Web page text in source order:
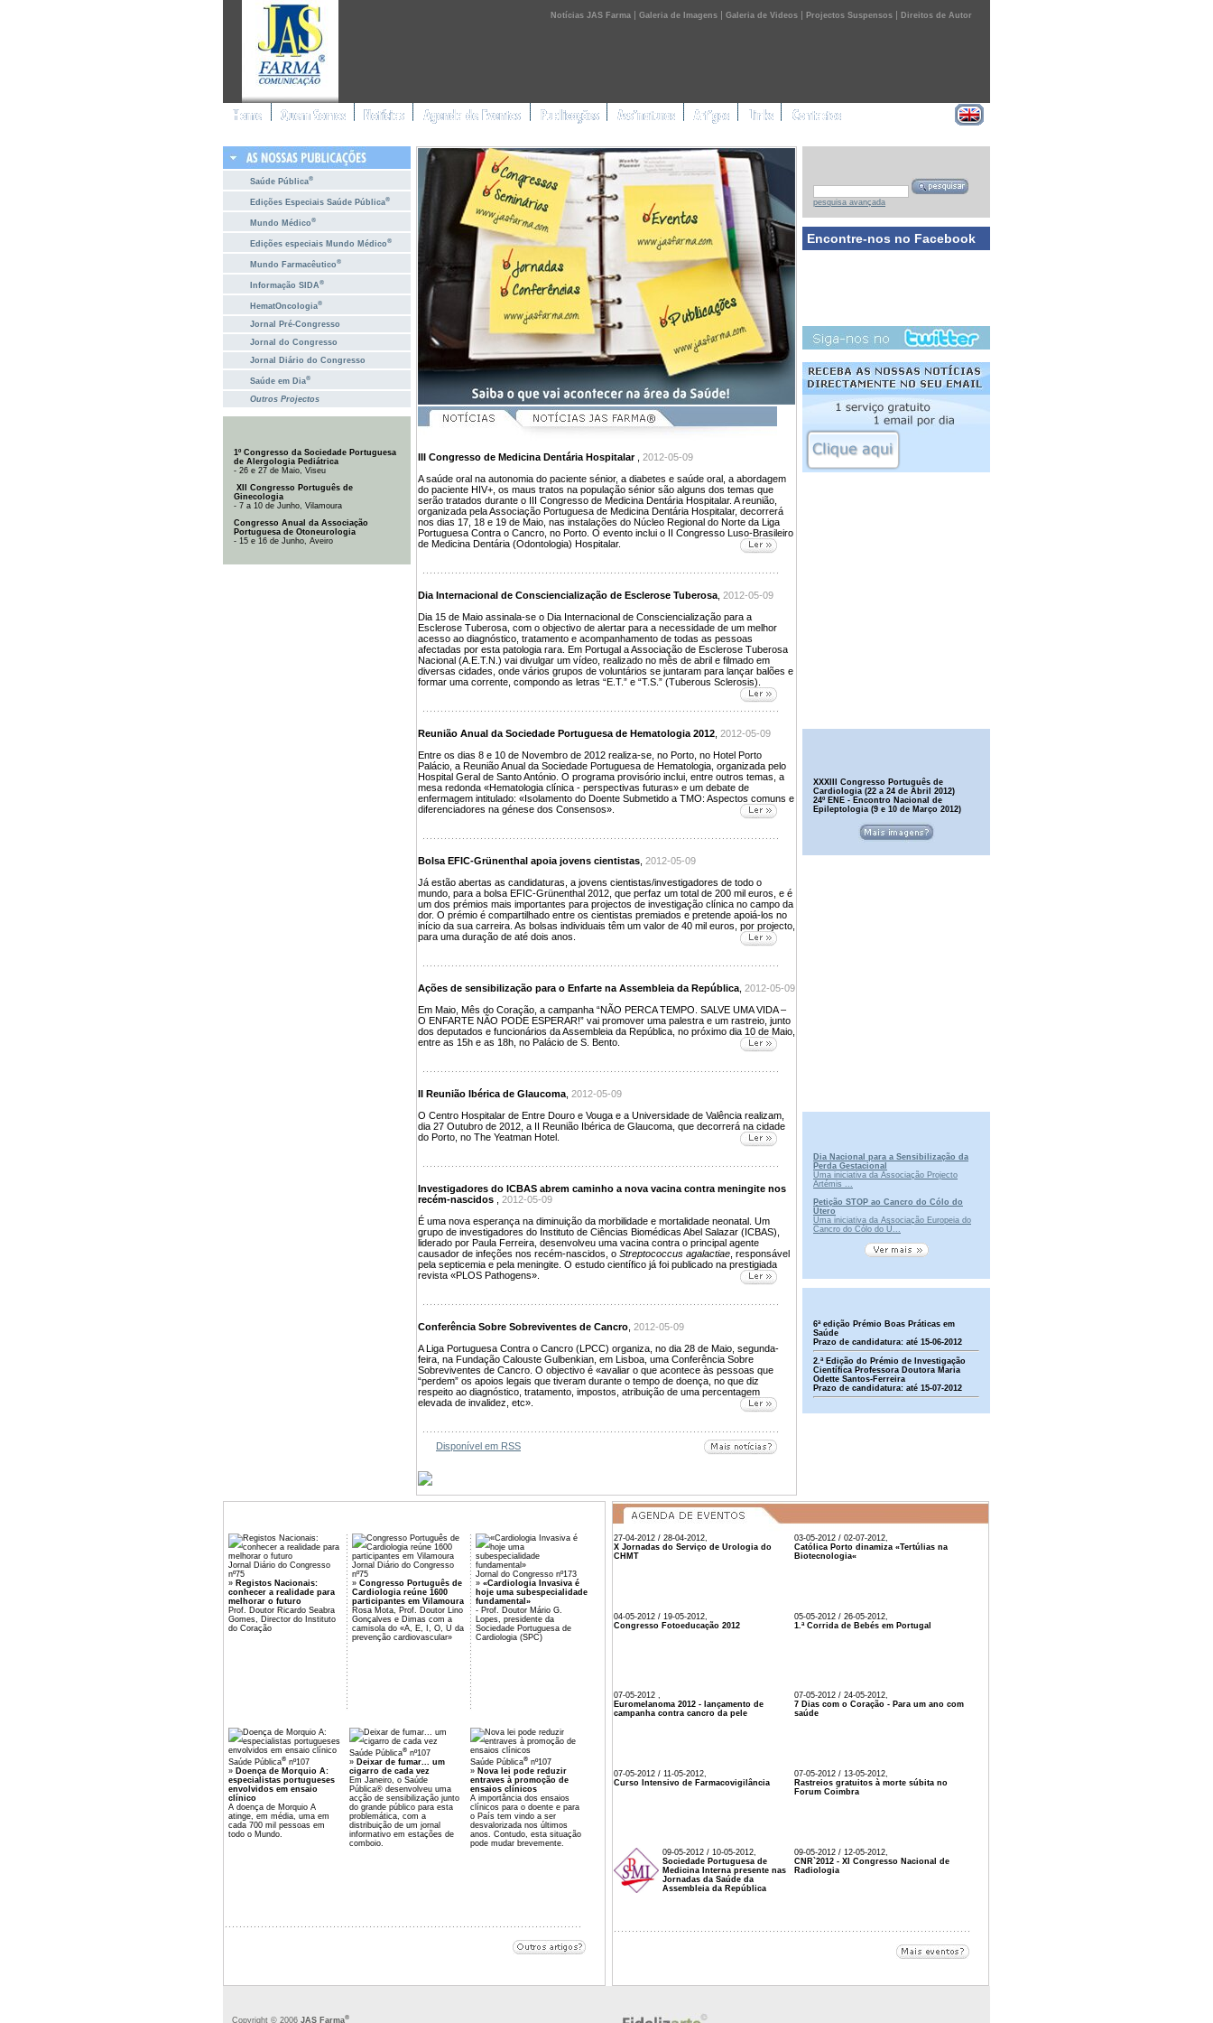
Notícias JAS Farma | Galeria de Imagens | Galeria de Videos | Projectos Suspensos | Direitos de Autor
Saúde Pública®
Edições Especiais Saúde Pública®
Mundo Médico®
Edições especiais Mundo Médico®
Mundo Farmacêutico®
Informação SIDA®
HematOncologia®
Jornal Pré-Congresso
Jornal do Congresso
Jornal Diário do Congresso
Saúde em Dia®
Outros Projectos
1º Congresso da Sociedade Portuguesa
de Alergologia Pediátrica
- 26 e 27 de Maio, Viseu
XII Congresso Português de
Ginecologia
- 7 a 10 de Junho, Vilamoura
Congresso Anual da Associação
Portuguesa de Otoneurologia
- 15 e 16 de Junho, Aveiro
III Congresso de Medicina Dentária Hospitalar, 2012-05-09
A saúde oral na autonomia do paciente sénior, a diabetes e saúde oral, a abordagem
do paciente HIV+, os maus tratos na população sénior são alguns dos temas que
serão tratados durante o III Congresso de Medicina Dentária Hospitalar. A reunião,
organizada pela Associação Portuguesa de Medicina Dentária Hospitalar, decorrerá
nos dias 17, 18 e 19 de Maio, nas instalações do Núcleo Regional do Norte da Liga
Portuguesa Contra o Cancro, no Porto. O evento inclui o II Congresso Luso-Brasileiro
de Medicina Dentária (Odontologia) Hospitalar.
Dia Internacional de Consciencialização de Esclerose Tuberosa 2012-05-09
Dia 15 de Maio assinala-se o Dia Internacional de Consciencialização para a
Esclerose Tuberosa, com o objectivo de alertar para a necessidade de um melhor
acesso ao diagnóstico, tratamento e acompanhamento de todas as pessoas
afectadas por esta patologia rara. Em Portugal a Associação de Esclerose Tuberosa
Nacional (A.E.T.N.) vai divulgar um vídeo, realizado no mês de abril e filmado em
diversas cidades, onde vários grupos de voluntários se juntaram para lançar balões e
formar uma corrente, compondo as letras “E.T.” e “T.S.” (Tuberous Sclerosis).
Reunião Anual da Sociedade Portuguesa de Hematologia 2012 2012-05-09
Entre os dias 8 e 10 de Novembro de 2012 realiza-se, no Porto, no Hotel Porto
Palácio, a Reunião Anual da Sociedade Portuguesa de Hematologia, organizada pelo
Hospital Geral de Santo António. O programa provisório inclui, entre outros temas, a
mesa redonda «Hematologia clínica - perspectivas futuras» e um debate de
enfermagem intitulado: «Isolamento do Doente Submetido a TMO: Aspectos comuns e
diferenciadores na génese dos Consensos».
Bolsa EFIC-Grünenthal apoia jovens cientistas 2012-05-09
Já estão abertas as candidaturas, a jovens cientistas/investigadores de todo o
mundo, para a bolsa EFIC-Grünenthal 2012, que perfaz um total de 200 mil euros, e é
um dos prémios mais importantes para projectos de investigação clínica no campo da
dor. O prémio é compartilhado entre os cientistas premiados e pretende apoiá-los no
início da sua carreira. As bolsas individuais têm um valor de 40 mil euros, por projecto,
para uma duração de até dois anos.
Ações de sensibilização para o Enfarte na Assembleia da República 2012-05-09
Em Maio, Mês do Coração, a campanha “NÃO PERCA TEMPO. SALVE UMA VIDA –
O ENFARTE NÃO PODE ESPERAR!” vai promover uma palestra e um rastreio, junto
dos deputados e funcionários da Assembleia da República, no próximo dia 10 de Maio,
entre as 15h e as 18h, no Palácio de S. Bento.
II Reunião Ibérica de Glaucoma 2012-05-09
O Centro Hospitalar de Entre Douro e Vouga e a Universidade de Valência realizam,
dia 27 Outubro de 2012, a II Reunião Ibérica de Glaucoma, que decorrerá na cidade
do Porto, no The Yeatman Hotel.
Investigadores do ICBAS abrem caminho a nova vacina contra meningite nos
recém-nascidos
2012-05-09
É uma nova esperança na diminuição da morbilidade e mortalidade neonatal. Um
grupo de investigadores do Instituto de Ciências Biomédicas Abel Salazar (ICBAS),
liderado por Paula Ferreira, desenvolveu uma vacina contra o principal agente
causador de infeções nos recém-nascidos, o Streptococcus agalactiae , responsável
pela septicemia e pela meningite. O estudo científico já foi publicado na prestigiada
revista «PLOS Pathogens».
Conferência Sobre Sobreviventes de Cancro 2012-05-09
A Liga Portuguesa Contra o Cancro (LPCC) organiza, no dia 28 de Maio, segunda-
feira, na Fundação Calouste Gulbenkian, em Lisboa, uma Conferência Sobre
Sobreviventes de Cancro. O objectivo é «avaliar o que acontece às pessoas que
“perdem” os apoios legais que tiveram durante o tempo de doença, no que diz
respeito ao diagnóstico, tratamento, impostos, atribuição de uma percentagem
elevada de invalidez, etc».
Disponível em RSS
pesquisa avançada
Encontre-nos no Facebook
XXXIII Congresso Português de
Cardiologia (22 a 24 de Abril 2012)
24º ENE - Encontro Nacional de
Epileptologia (9 e 10 de Março 2012)
Dia Nacional para a Sensibilização da
Perda Gestacional
Uma iniciativa da Associação Projecto
Artémis ...
Petição STOP ao Cancro do Cólo do
Útero
Uma iniciativa da Associação Europeia do
Cancro do Cólo do Ú...
6ª edição Prémio Boas Práticas em
Saúde
Prazo de candidatura: até 15-06-2012
2.ª Edição do Prémio de Investigação
Científica Professora Doutora Maria
Odette Santos-Ferreira
Prazo de candidatura: até 15-07-2012
Jornal Diário do Congresso
nº75
» Registos Nacionais:
conhecer a realidade para
melhorar o futuro
Prof. Doutor Ricardo Seabra
Gomes, Director do Instituto
do Coração
Jornal Diário do Congresso
nº75
» Congresso Português de
Cardiologia reúne 1600
participantes em Vilamoura
Rosa Mota, Prof. Doutor Lino
Gonçalves e Dimas com a
camisola do «A, E, I, O, U da
prevenção cardiovascular»
Jornal do Congresso nº173
» «Cardiologia Invasiva é
hoje uma subespecialidade
fundamental»
- Prof. Doutor Mário G.
Lopes, presidente da
Sociedade Portuguesa de
Cardiologia (SPC)
Saúde Pública® nº107
» Doença de Morquio A:
especialistas portugueses
envolvidos em ensaio
clínico
A doença de Morquio A
atinge, em média, uma em
cada 700 mil pessoas em
todo o Mundo.
Saúde Pública® nº107
» Deixar de fumar... um
cigarro de cada vez
Em Janeiro, o Saúde
Pública® desenvolveu uma
acção de sensibilização junto
do grande público para esta
problemática, com a
distribuição de um jornal
informativo em estações de
comboio.
Saúde Pública® nº107
» Nova lei pode reduzir
entraves à promoção de
ensaios clínicos
A importância dos ensaios
clínicos para o doente e para
o País tem vindo a ser
desvalorizada nos últimos
anos. Contudo, esta situação
pode mudar brevemente.
27-04-2012 / 28-04-2012,
X Jornadas do Serviço de Urologia do
CHMT
03-05-2012 / 02-07-2012,
Católica Porto dinamiza «Tertúlias na
Biotecnologia«
04-05-2012 / 19-05-2012,
Congresso Fotoeducação 2012
05-05-2012 / 26-05-2012,
1.ª Corrida de Bebés em Portugal
07-05-2012 ,
Euromelanoma 2012 - lançamento de
campanha contra cancro da pele
07-05-2012 / 24-05-2012,
7 Dias com o Coração - Para um ano com
saúde
07-05-2012 / 11-05-2012,
Curso Intensivo de Farmacovigilância
07-05-2012 / 13-05-2012,
Rastreios gratuitos à morte súbita no
Forum Coimbra
09-05-2012 / 10-05-2012,
Sociedade Portuguesa de
Medicina Interna presente nas
Jornadas da Saúde da
Assembleia da República
09-05-2012 / 12-05-2012,
CNR`2012 - XI Congresso Nacional de
Radiologia
Copyright © 2006 JAS Farma®